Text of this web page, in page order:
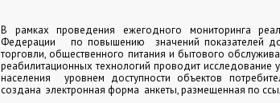
В рамках проведения ежегодного мониторинга
Федерации
по повышению
значений показателей
торговли, общественного питания и бытового
реабилитационных технологий проводит
населения
уровнем доступности объектов
создана электронная форма анкеты, размещенная по